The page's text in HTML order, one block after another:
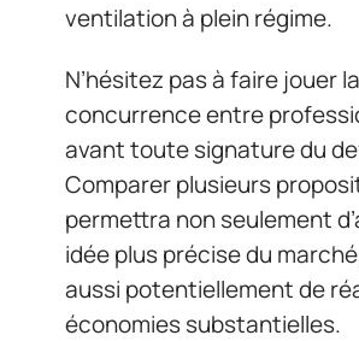
ventilation à plein régime.
N’hésitez pas à faire jouer la
concurrence entre
avant toute signature du
Comparer plusieurs
permettra non seulement
idée plus précise du
aussi potentiellement de
économies substantielles.